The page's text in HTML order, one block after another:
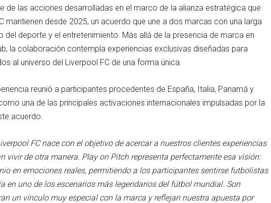
de las acciones desarrolladas en el marco de la alianza estratégica que
mantienen desde 2025, un acuerdo que une a dos marcas con una larga
del deporte y el entretenimiento. Más allá de la presencia de marca en
la colaboración contempla experiencias exclusivas diseñadas para
al universo del Liverpool FC de una forma única.
reunió a participantes procedentes de España, Italia, Panamá y
una de las principales activaciones internacionales impulsadas por la
acuerdo.
FC nace con el objetivo de acercar a nuestros clientes experiencias
vivir de otra manera. Play on Pitch representa perfectamente esa visión:
en emociones reales, permitiendo a los participantes sentirse futbolistas
en uno de los escenarios más legendarios del fútbol mundial. Son
un vínculo muy especial con la marca y reflejan nuestra apuesta por